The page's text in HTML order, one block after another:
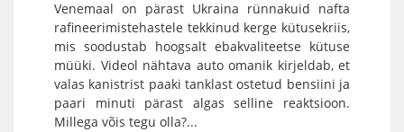
Venemaal on pärast Ukraina rünnakuid nafta
rafineerimistehastele tekkinud kerge kütusekriis,
mis soodustab hoogsalt ebakvaliteetse kütuse
müüki. Videol nähtava auto omanik kirjeldab, et
valas kanistrist paaki tanklast ostetud bensiini ja
paari minuti pärast algas selline reaktsioon.
Millega võis tegu olla?...